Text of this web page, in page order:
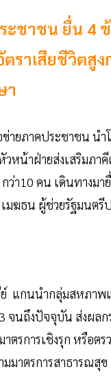
ะชาชน ยื่น 4
ตราเสียชีวิต
า
ายภาคประชาชน น
วหน้าฝ่ายส่งเสริมภ
กว่า10 คน เดินทาง
ฆธน ผู้ช่วยรัฐมนตรี
แกนนำกลุ่มสหภาพแ
จนถึงปัจจุบัน ส่งผลก
ตรการเชิงรุก หรือต
มาตรการสาธารณสุ